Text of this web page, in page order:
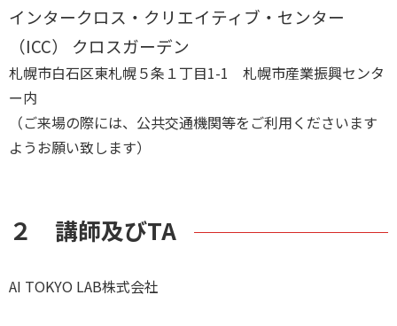
インタークロス・クリエイティブ・センター
（ICC） クロスガーデン
札幌市白石区東札幌５条１丁目1-1 札幌市産業振興センタ
ー内
（ご来場の際には、公共交通機関等をご利用くださいます
ようお願い致します）
２ 講師及びTA
AI TOKYO LAB株式会社